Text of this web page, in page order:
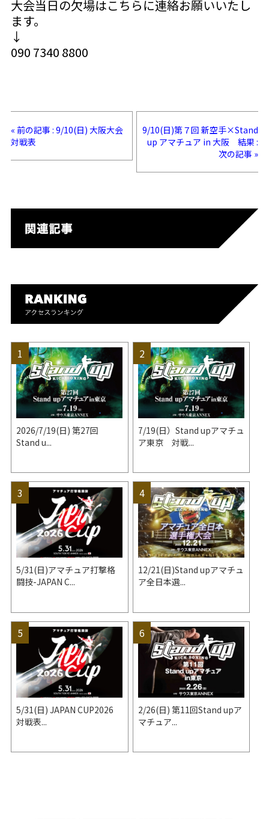
大会当日の欠場はこちらに連絡お願いいたし
ます。
↓
090 7340 8800
« 前の記事 : 9/10(日) 大阪大会
対戦表
9/10(日)第７回 新空手×Stand
up アマチュア in 大阪 結果 :
次の記事 »
2026/7/19(日) 第27回
Stand u...
7/19(日）Stand upアマチュ
ア東京 対戦...
5/31(日)アマチュア打撃格
闘技-JAPAN C...
12/21(日)Stand upアマチュ
ア全日本選...
5/31(日) JAPAN CUP2026
対戦表...
2/26(日) 第11回Stand upア
マチュア...